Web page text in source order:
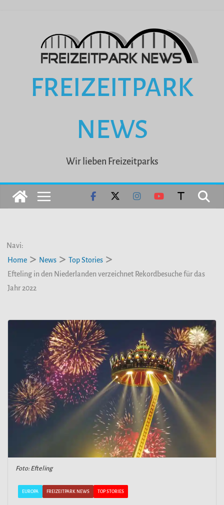
FREIZEITPARK
NEWS
Wir lieben Freizeitparks
Navi:
Home
News
Top Stories
Efteling in den Niederlanden verzeichnet Rekordbesuche für das
Jahr 2022
Foto: Efteling
EUROPA FREIZEITPARK NEWS TOP STORIES